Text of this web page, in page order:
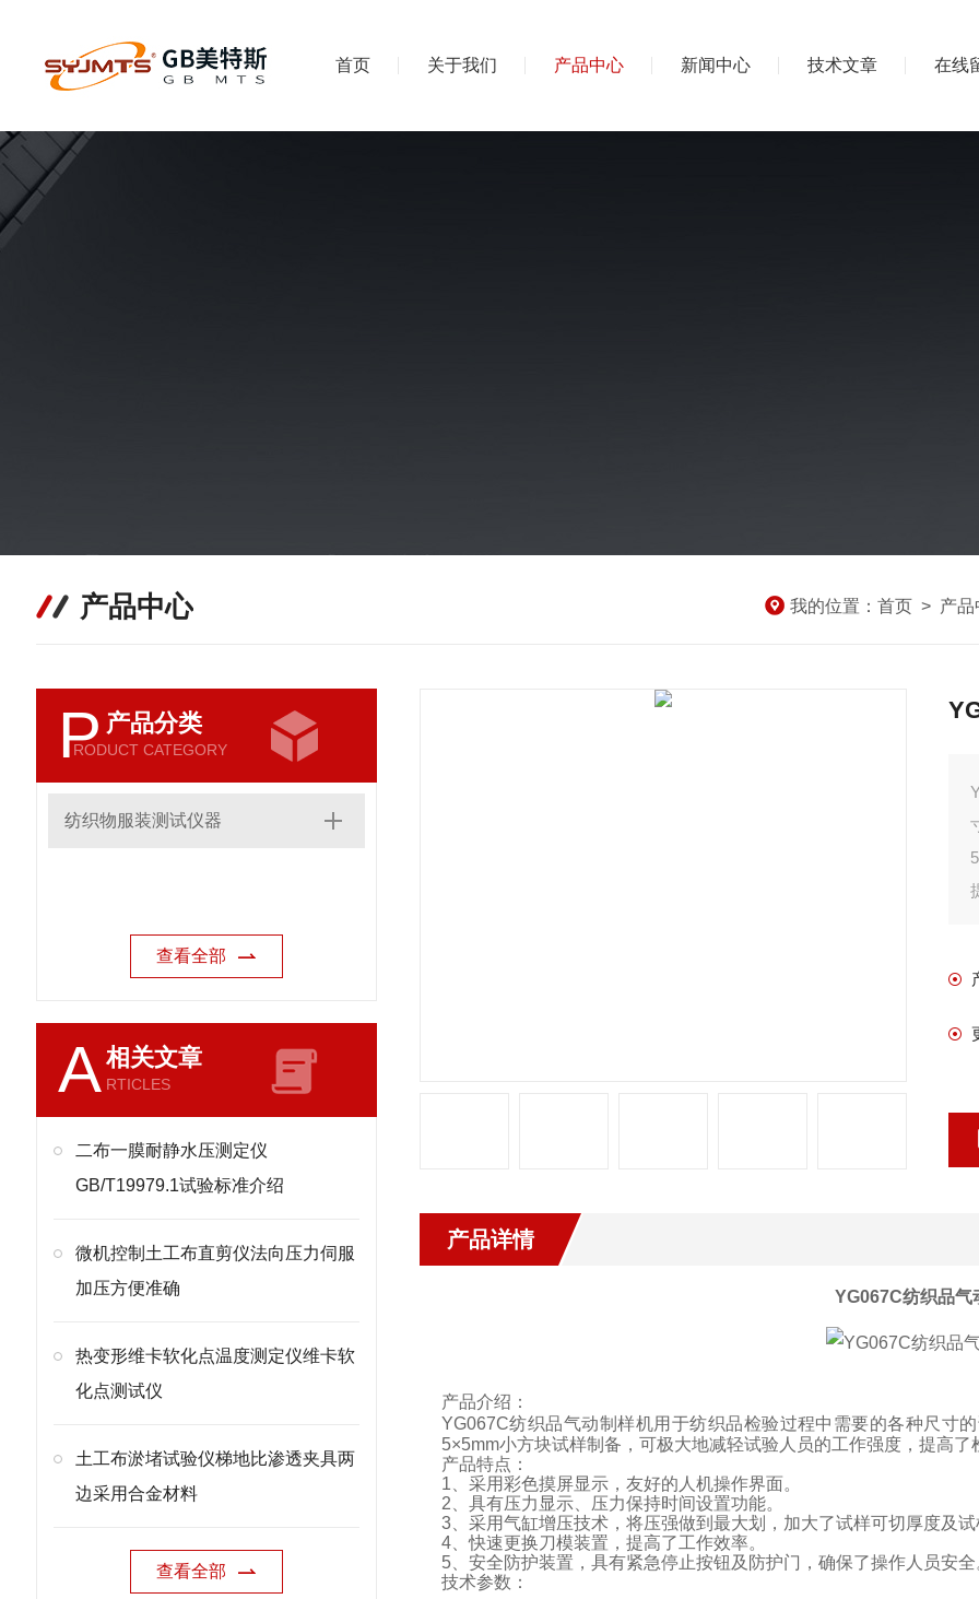
首页 关于我们 产品中心 新闻中心 技术文章 在线
产品中心 我的位置： 首页 > 产品
P 产品分类
RODUCT CATEGORY
纺织物服装测试仪器
查看全部
A相关文章
RTICLES
二布一膜耐静水压测定仪
GB/T19979.1试验标准介绍
微机控制土工布直剪仪法向压力伺服
加压方便准确
热变形维卡软化点温度测定仪维卡软
化点测试仪
土工布淤堵试验仪梯地比渗透夹具两
边采用合金材料
查看全部
产品详情
YG067C纺织品气
产品介绍：
YG067C纺织品气动制样机用于纺织品检验过程中需要的各种尺寸
5×5mm小方块试样制备，可极大地减轻试验人员的工作强度，提高了
产品特点：
1 、采用彩色摸屏显示，友好的人机操作界面。
2 、具有压力显示、压力保持时间设置功能。
3 、采用气缸增压技术，将压强做到最大划，加大了试样可切厚度及
4 、快速更换刀模装置，提高了工作效率。
5 、安全防护装置，具有紧急停止按钮及防护门，确保了操作人员安
技术参数：